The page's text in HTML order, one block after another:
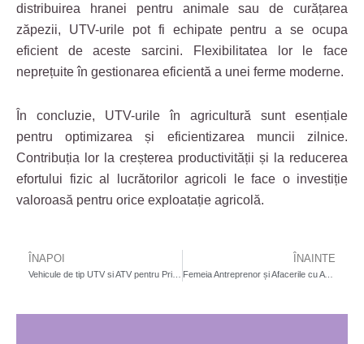
distribuirea hranei pentru animale sau de curățarea
zăpezii, UTV-urile pot fi echipate pentru a se ocupa
eficient de aceste sarcini. Flexibilitatea lor le face
neprețuite în gestionarea eficientă a unei ferme moderne.
În concluzie, UTV-urile în agricultură sunt esențiale
pentru optimizarea și eficientizarea muncii zilnice.
Contribuția lor la creșterea productivității și la reducerea
efortului fizic al lucrătorilor agricoli le face o investiție
valoroasă pentru orice exploatație agricolă.
Prev
ÎNAPOI ÎNAINTE
Femeia Antreprenor și Afacerile cu ATV-uri